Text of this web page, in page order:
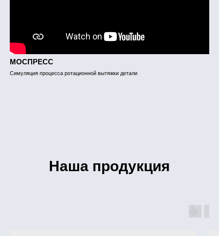
МОСПРЕСС
Симуляция процесса ротационной вытяжки детали
Наша продукция